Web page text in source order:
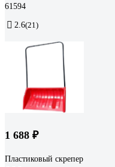
61594
2.6(21)
1 688 ₽
Пластиковый скрепер